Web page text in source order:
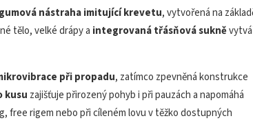
nástraha imitující krevetu, vytvořená na
tělo, velké drápy a integrovaná třásňová sukně
při propadu, zatímco zpevněná konstrukce
kusu zajišťuje přirozený pohyb i při pauzách a napomáhá
free rigem nebo při cíleném lovu v těžko dostupných